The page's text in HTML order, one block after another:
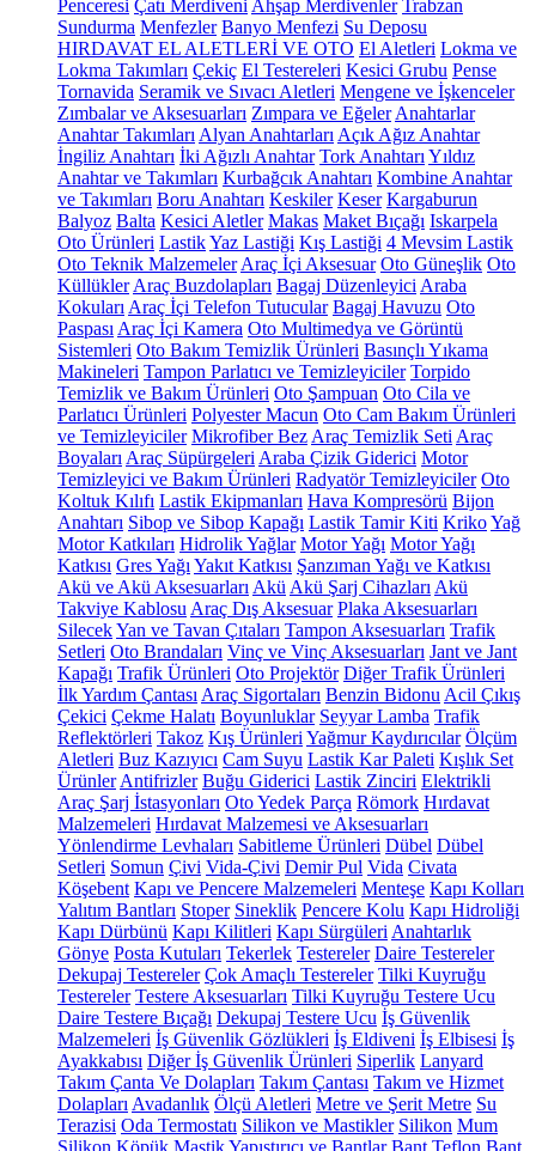
Penceresi Çatı Merdiveni Ahşap Merdivenler Trabzan
Sundurma Menfezler Banyo Menfezi Su Deposu
HIRDAVAT EL ALETLERİ VE OTO El Aletleri Lokma ve
Lokma Takımları Çekiç El Testereleri Kesici Grubu Pense
Tornavida Seramik ve Sıvacı Aletleri Mengene ve İşkenceler
Zımbalar ve Aksesuarları Zımpara ve Eğeler Anahtarlar
Anahtar Takımları Alyan Anahtarları Açık Ağız Anahtar
İngiliz Anahtarı İki Ağızlı Anahtar Tork Anahtarı Yıldız
Anahtar ve Takımları Kurbağcık Anahtarı Kombine Anahtar
ve Takımları Boru Anahtarı Keskiler Keser Kargaburun
Balyoz Balta Kesici Aletler Makas Maket Bıçağı Iskarpela
Oto Ürünleri LastikYaz Lastiği Kış Lastiği 4 Mevsim Lastik
Oto Teknik Malzemeler Araç İçi Aksesuar Oto Güneşlik Oto
Küllükler Araç Buzdolapları Bagaj Düzenleyici Araba
Kokuları Araç İçi Telefon Tutucular Bagaj Havuzu Oto
Paspası Araç İçi Kamera Oto Multimedya ve Görüntü
Sistemleri Oto Bakım Temizlik Ürünleri Basınçlı Yıkama
Makineleri Tampon Parlatıcı ve Temizleyiciler Torpido
Temizlik ve Bakım Ürünleri Oto Şampuan Oto Cila ve
Parlatıcı Ürünleri Polyester Macun Oto Cam Bakım Ürünleri
ve Temizleyiciler Mikrofiber Bez Araç Temizlik Seti Araç
Boyaları Araç Süpürgeleri Araba Çizik Giderici Motor
Temizleyici ve Bakım Ürünleri Radyatör Temizleyiciler Oto
Koltuk Kılıfı Lastik Ekipmanları Hava Kompresörü Bijon
Anahtarı Sibop ve Sibop Kapağı Lastik Tamir Kiti KrikoYağ
Motor Katkıları Hidrolik Yağlar Motor Yağı Motor Yağı
Katkısı Gres Yağı Yakıt Katkısı Şanzıman Yağı ve Katkısı
Akü ve Akü Aksesuarları Akü Akü Şarj Cihazları Akü
Takviye Kablosu Araç Dış Aksesuar Plaka Aksesuarları
SilecekYan ve Tavan Çıtaları Tampon Aksesuarları Trafik
Setleri Oto Brandaları Vinç ve Vinç Aksesuarları Jant ve Jant
Kapağı Trafik Ürünleri Oto Projektör Diğer Trafik Ürünleri
İlk Yardım Çantası Araç Sigortaları Benzin Bidonu Acil Çıkış
Çekici Çekme Halatı Boyunluklar Seyyar Lamba Trafik
Reflektörleri Takoz Kış Ürünleri Yağmur Kaydırıcılar Ölçüm
Aletleri Buz Kazıyıcı Cam Suyu Lastik Kar Paleti Kışlık Set
Ürünler Antifrizler Buğu Giderici Lastik Zinciri Elektrikli
Araç Şarj İstasyonları Oto Yedek Parça Römork Hırdavat
Malzemeleri Hırdavat Malzemesi ve Aksesuarları
Yönlendirme Levhaları Sabitleme Ürünleri Dübel Dübel
Setleri Somun Çivi Vida-Çivi Demir Pul Vida Civata
Köşebent Kapı ve Pencere Malzemeleri Menteşe Kapı Kolları
Yalıtım Bantları Stoper Sineklik Pencere Kolu Kapı Hidroliği
Kapı Dürbünü Kapı Kilitleri Kapı Sürgüleri Anahtarlık
Gönye Posta Kutuları Tekerlek Testereler Daire Testereler
Dekupaj Testereler Çok Amaçlı Testereler Tilki Kuyruğu
Testereler Testere Aksesuarları Tilki Kuyruğu Testere Ucu
Daire Testere Bıçağı Dekupaj Testere Ucu İş Güvenlik
Malzemeleri İş Güvenlik Gözlükleri İş Eldiveni İş Elbisesi İş
Ayakkabısı Diğer İş Güvenlik Ürünleri Siperlik Lanyard
Takım Çanta Ve Dolapları Takım Çantası Takım ve Hizmet
Dolapları Avadanlık Ölçü Aletleri Metre ve Şerit Metre Su
Terazisi Oda Termostatı Silikon ve Mastikler Silikon Mum
Silikon Köpük MastikYapıştırıcı ve Bantlar Bant Teflon Bant